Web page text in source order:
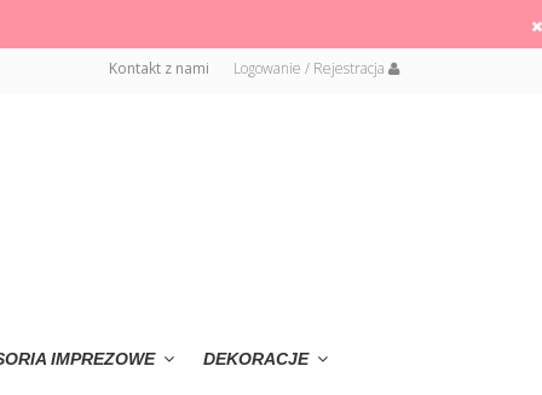
Logowanie / Rejestracja
Kontakt z nami
IMPREZOWE DEKORACJE